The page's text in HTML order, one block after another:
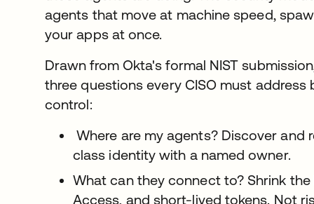
agents that move at machine speed,
your apps at once.
Drawn from Okta's formal NIST
three questions every CISO must
control:
Where are my agents? Discover and
class identity with a named owner.
What can they connect to? Shrink
Access, and short-lived tokens. Not